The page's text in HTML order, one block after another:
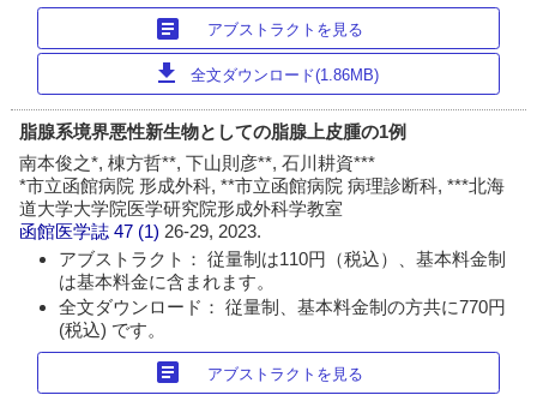
article アブストラクトを見る
download 全文ダウンロード(1.86MB)
脂腺系境界悪性新生物としての脂腺上皮腫の1例
南本俊之*, 棟方哲**, 下山則彦**, 石川耕資***
*市立函館病院 形成外科, **市立函館病院 病理診断科, ***北海
道大学大学院医学研究院形成外科学教室
函館医学誌 47 (1) 26-29, 2023.
アブストラクト： 従量制は110円（税込）、基本料金制
は基本料金に含まれます。
全文ダウンロード： 従量制、基本料金制の方共に770円
(税込) です。
article アブストラクトを見る